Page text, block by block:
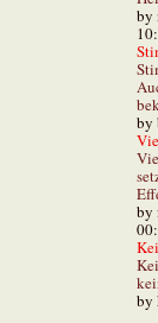
by
by
by
by